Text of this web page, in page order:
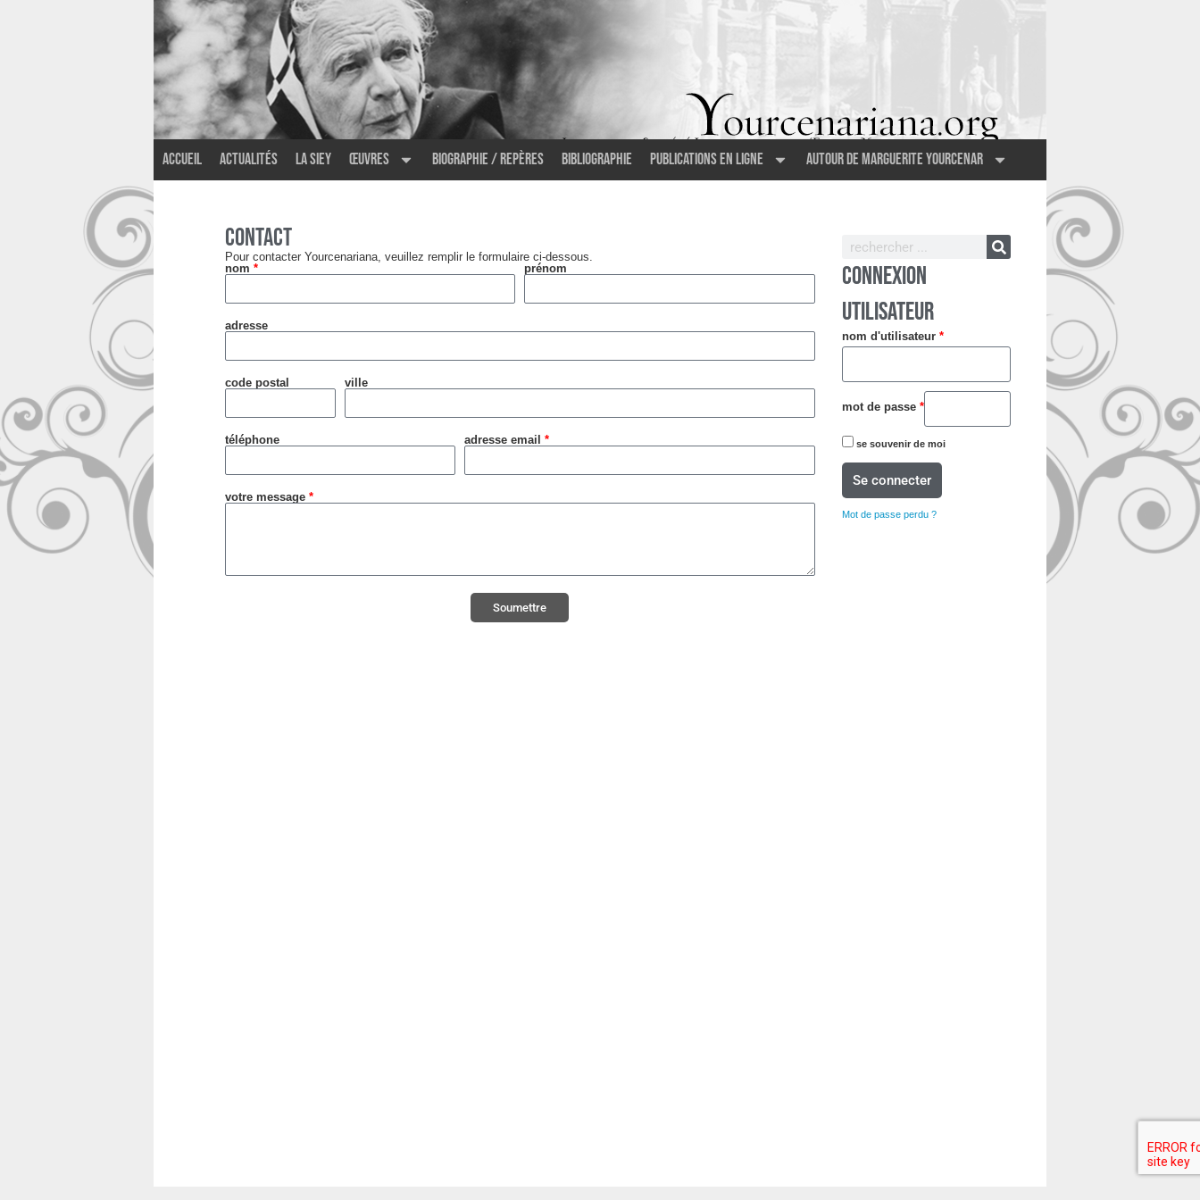
Accueil Actualités La SIEY Œuvres Biographie / Repères Bibliographie Publications en ligne Autour de Marguerite Yourcenar
Contact
Pour contacter Yourcenariana, veuillez remplir le formulaire ci-dessous.
nom * prénom
adresse
code postal ville
téléphone adresse email*
votre message *
Soumettre
CONNEXION
UTILISATEUR
nom d'utilisateur *
mot de passe *
se souvenir de moi
Se connecter
Mot de passe perdu ?